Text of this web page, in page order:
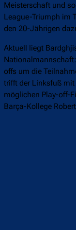
Meisterschaft und
League-Triumph im
den 20-Jährigen
Aktuell liegt
offs um die
trifft der Linksfuß
möglichen Play-off-
Barça-Kollege